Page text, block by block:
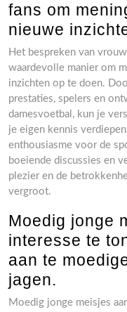
fans om
nieuwe
Het bespreken van
waardevolle manier om
inzichten op te doen.
prestaties, spelers en
damesvoetbal, kun je
je eigen kennis
enthousiasme voor de
boeiende discussies en
plezier en de
vergroot.
Moedig jonge
interesse te
aan te
jagen.
Moedig jonge meisjes